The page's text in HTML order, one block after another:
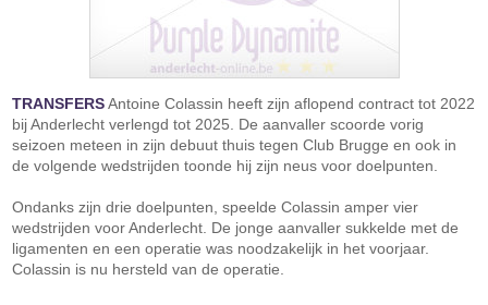
TRANSFERSAntoine Colassin heeft zijn aflopend contract tot 2022
bij Anderlecht verlengd tot 2025. De aanvaller scoorde vorig
seizoen meteen in zijn debuut thuis tegen Club Brugge en ook in
de volgende wedstrijden toonde hij zijn neus voor doelpunten.
Ondanks zijn drie doelpunten, speelde Colassin amper vier
wedstrijden voor Anderlecht. De jonge aanvaller sukkelde met de
ligamenten en een operatie was noodzakelijk in het voorjaar.
Colassin is nu hersteld van de operatie.